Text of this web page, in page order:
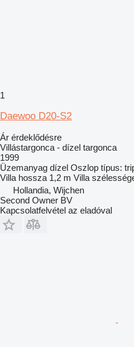
1
Daewoo D20-S2
Ár érdeklődésre
Villástargonca - dízel targonca
1999
Üzemanyag dízel Oszlop típus:
Villa hossza 1,2 m Villa
Hollandia, Wijchen
Second Owner BV
Kapcsolatfelvétel az eladóval